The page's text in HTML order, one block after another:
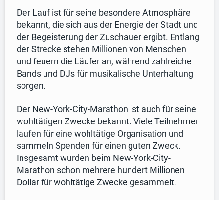
Der Lauf ist für seine besondere Atmosphäre
bekannt, die sich aus der Energie der Stadt und
der Begeisterung der Zuschauer ergibt. Entlang
der Strecke stehen Millionen von Menschen
und feuern die Läufer an, während zahlreiche
Bands und DJs für musikalische Unterhaltung
sorgen.
Der New-York-City-Marathon ist auch für seine
wohltätigen Zwecke bekannt. Viele Teilnehmer
laufen für eine wohltätige Organisation und
sammeln Spenden für einen guten Zweck.
Insgesamt wurden beim New-York-City-
Marathon schon mehrere hundert Millionen
Dollar für wohltätige Zwecke gesammelt.